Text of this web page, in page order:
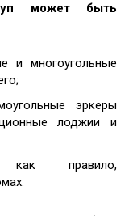
может быть
и многоугольные
эркеры
лоджии и
как правило,